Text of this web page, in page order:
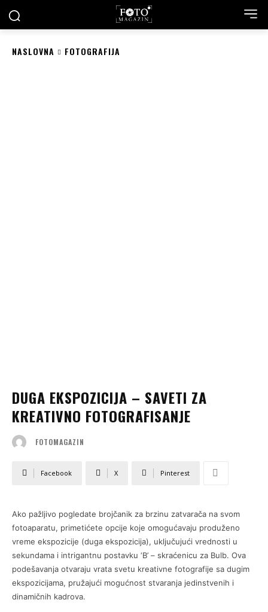
NASLOVNA FOTOGRAFIJA
DUGA EKSPOZICIJA – SAVETI ZA
KREATIVNO FOTOGRAFISANJE
FOTOMAGAZIN
Facebook X Pinterest
Ako pažljivo pogledate brojčanik za brzinu zatvarača na svom
fotoaparatu, primetićete opcije koje omogućavaju produženo
vreme ekspozicije (duga ekspozicija), uključujući vrednosti u
sekundama i intrigantnu postavku ‘B’ – skraćenicu za Bulb. Ova
podešavanja otvaraju vrata svetu kreativne fotografije sa dugim
ekspozicijama, pružajući mogućnost stvaranja jedinstvenih i
dinamičnih kadrova.